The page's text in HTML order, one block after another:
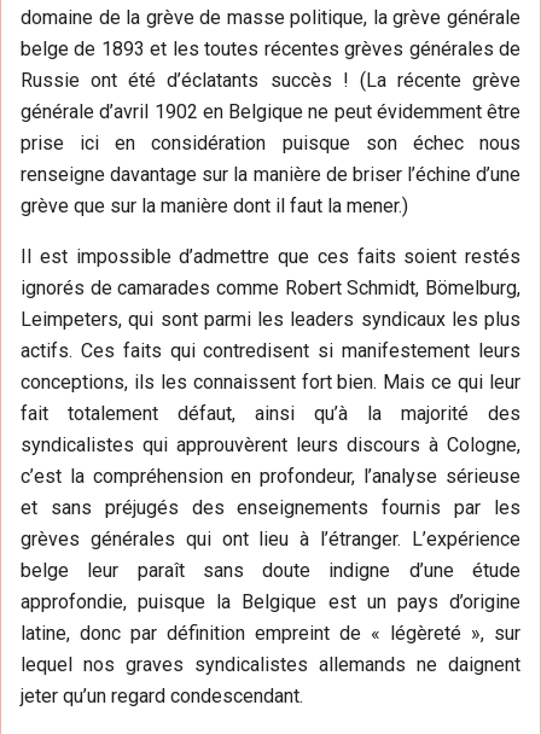
domaine de la grève de masse politique, la grève générale
belge de 1893 et les toutes récentes grèves générales de
Russie ont été d’éclatants succès ! (La récente grève
générale d’avril 1902 en Belgique ne peut évidemment être
prise ici en considération puisque son échec nous
renseigne davantage sur la manière de briser l’échine d’une
grève que sur la manière dont il faut la mener.)
Il est impossible d’admettre que ces faits soient restés
ignorés de camarades comme Robert Schmidt, Bömelburg,
Leimpeters, qui sont parmi les leaders syndicaux les plus
actifs. Ces faits qui contredisent si manifestement leurs
conceptions, ils les connaissent fort bien. Mais ce qui leur
fait totalement défaut, ainsi qu’à la majorité des
syndicalistes qui approuvèrent leurs discours à Cologne,
c’est la compréhension en profondeur, l’analyse sérieuse
et sans préjugés des enseignements fournis par les
grèves générales qui ont lieu à l’étranger. L’expérience
belge leur paraît sans doute indigne d’une étude
approfondie, puisque la Belgique est un pays d’origine
latine, donc par définition empreint de « légèreté », sur
lequel nos graves syndicalistes allemands ne daignent
jeter qu’un regard condescendant.